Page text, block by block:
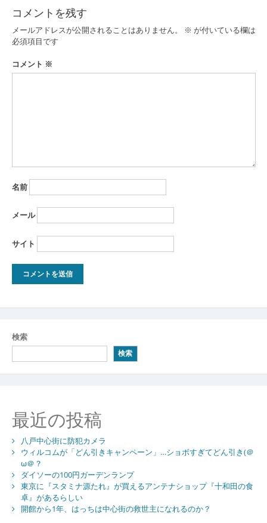
ゲ
ー
シ
ョ
コメントを残す
メールアドレスが公開されることはありません。 ※ が付いている欄は
必須項目です
コメント ※
名前
メール
サイト
検索
検索
最近の投稿
八戸中心街に防犯カメラ
ウィルコムが「どん引きキャンペーン」…ショボすぎてどん引き(＠
ω＠？
ダイソーの100円ガーデンランプ
東京に『スタミナ源たれ』が買えるアンテナショップ『十和田の食
卓』があるらしい
開館から1年、はっちは中心街の救世主になれるのか？